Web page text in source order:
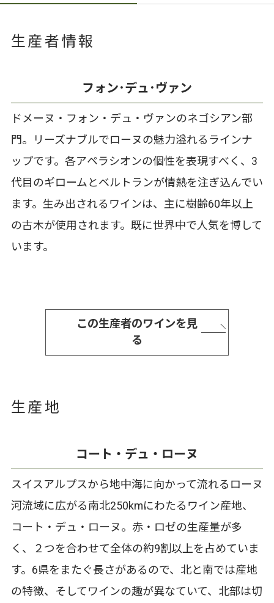
生産者情報
フォン･デュ･ヴァン
ドメーヌ・フォン・デュ・ヴァンのネゴシアン部
門。リーズナブルでローヌの魅力溢れるラインナ
ップです。各アペラシオンの個性を表現すべく、3
代目のギロームとベルトランが情熱を注ぎ込んでい
ます。生み出されるワインは、主に樹齢60年以上
の古木が使用されます。既に世界中で人気を博して
います。
この生産者のワインを見
る
生産地
コート・デュ・ローヌ
スイスアルプスから地中海に向かって流れるローヌ
河流域に広がる南北250kmにわたるワイン産地、
コート・デュ・ローヌ。赤・ロゼの生産量が多
く、２つを合わせて全体の約9割以上を占めていま
す。6県をまたぐ長さがあるので、北と南では産地
の特徴、そしてワインの趣が異なていて、北部は切